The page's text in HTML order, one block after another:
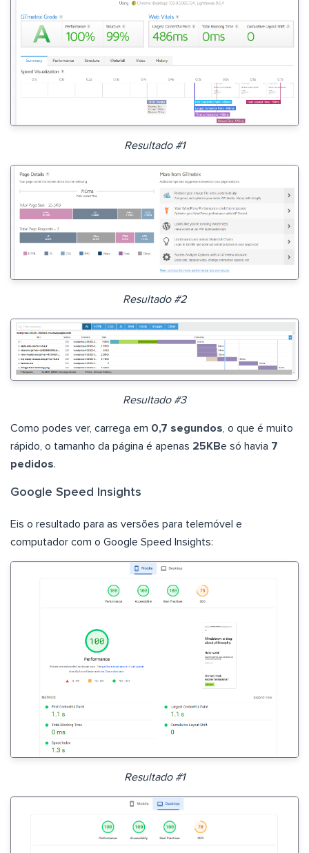
Resultado #1
Resultado #2
Resultado #3
Como podes ver, carrega em 0,7 segundos, o que é muito
rápido, o tamanho da página é apenas 25KBe só havia 7
pedidos.
Google Speed Insights
Eis o resultado para as versões para telemóvel e
computador com o Google Speed Insights:
Resultado #1